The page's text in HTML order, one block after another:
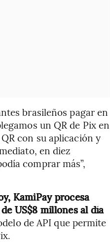
brasileños pagar en
un QR de Pix en
con su aplicación y
en diez
comprar más”,
KamiPay procesa
US$8 millones al día
de API que permite